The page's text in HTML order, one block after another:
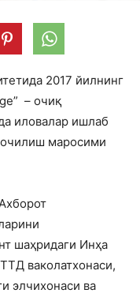
2017 йилнинг
– очиқ
иловалар ишлаб
маросими
шаҳридаги Инҳа
ваколатхонаси,
элчихонаси ва